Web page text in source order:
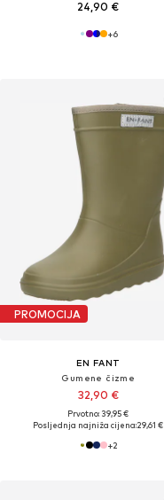
24,90 €
+6
PROMOCIJA
EN FANT
Gumene čizme
32,90 €
Prvotno: 39,95 €
Posljednja najniža cijena:29,61 €
+2